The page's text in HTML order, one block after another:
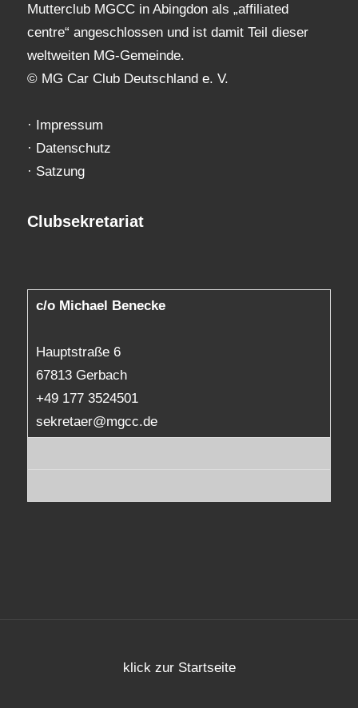
Mutterclub MGCC in Abingdon als „affiliated
centre“ angeschlossen und ist damit Teil dieser
weltweiten MG-Gemeinde.
© MG Car Club Deutschland e. V.
· Impressum
· Datenschutz
· Satzung
Clubsekretariat
c/o Michael Benecke
Hauptstraße 6
67813 Gerbach
+49 177 3524501
sekretaer@mgcc.de
klick zur Startseite